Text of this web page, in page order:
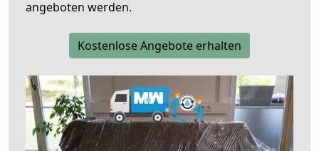
angeboten werden.
Kostenlose Angebote erhalten